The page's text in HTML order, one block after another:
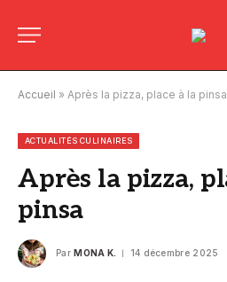
Accueil » Après la pizza, place à la pinsa
ACTUALITÉS CULINAIRES
Après la pizza,
pinsa
Par MONA K. 14 décembre 2025